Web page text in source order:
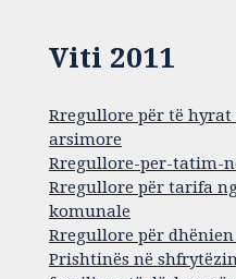
Viti 2011
Rregullore për të
arsimore
Rregullore-per-tatim-
Rregullore për tarifa
komunale
Rregullore për dhënien
Prishtinës në